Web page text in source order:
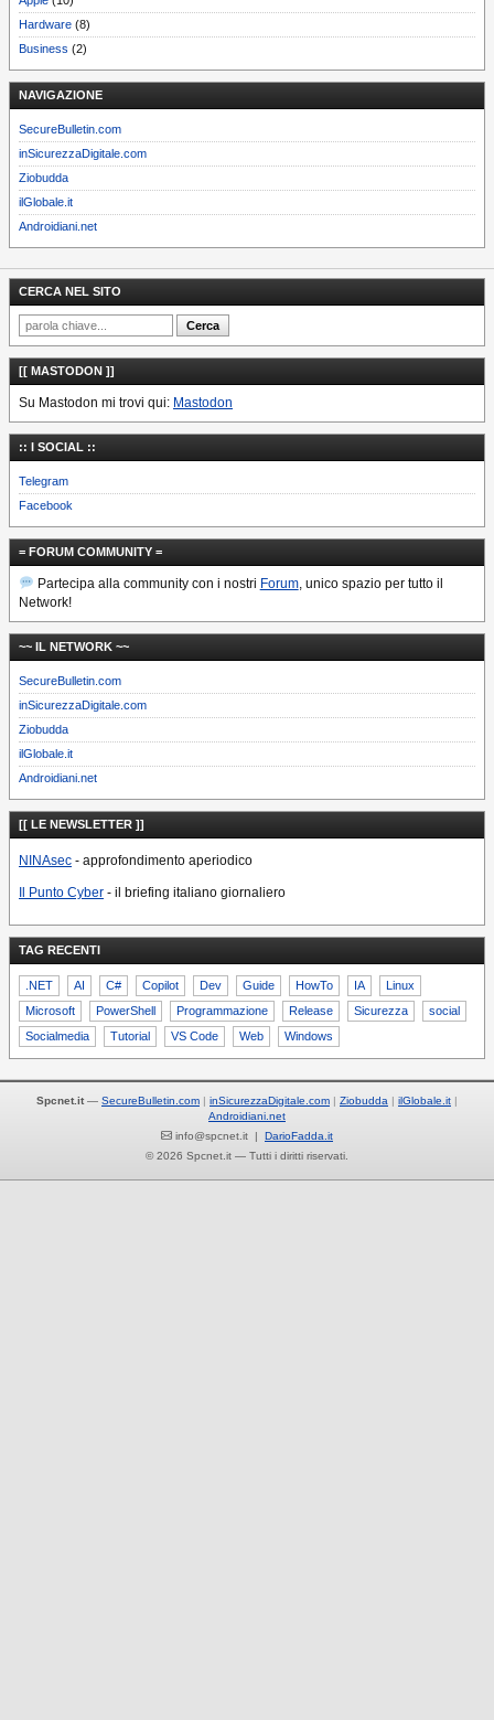
Hardware (8)
Business (2)
NAVIGAZIONE
SecureBulletin.com
inSicurezzaDigitale.com
Ziobudda
ilGlobale.it
Androidiani.net
CERCA NEL SITO
[[ MASTODON ]]
Su Mastodon mi trovi qui: Mastodon
:: I SOCIAL ::
Telegram
Facebook
= FORUM COMMUNITY =
Partecipa alla community con i nostri Forum, unico spazio per tutto il
Network!
~~ IL NETWORK ~~
SecureBulletin.com
inSicurezzaDigitale.com
Ziobudda
ilGlobale.it
Androidiani.net
[[ LE NEWSLETTER ]]
NINAsec - approfondimento aperiodico
Il Punto Cyber - il briefing italiano giornaliero
TAG RECENTI
.NET AI C# Copilot Dev Guide HowTo IA
Linux
Microsoft
PowerShell Programmazione Release Sicurezza
social
Socialmedia
Tutorial VS Code Web Windows
Spcnet.it — SecureBulletin.com inSicurezzaDigitale.com Ziobudda
ilGlobale.it
Androidiani.net
info@spcnet.it | DarioFadda.it
© 2026 Spcnet.it — Tutti i diritti riservati.